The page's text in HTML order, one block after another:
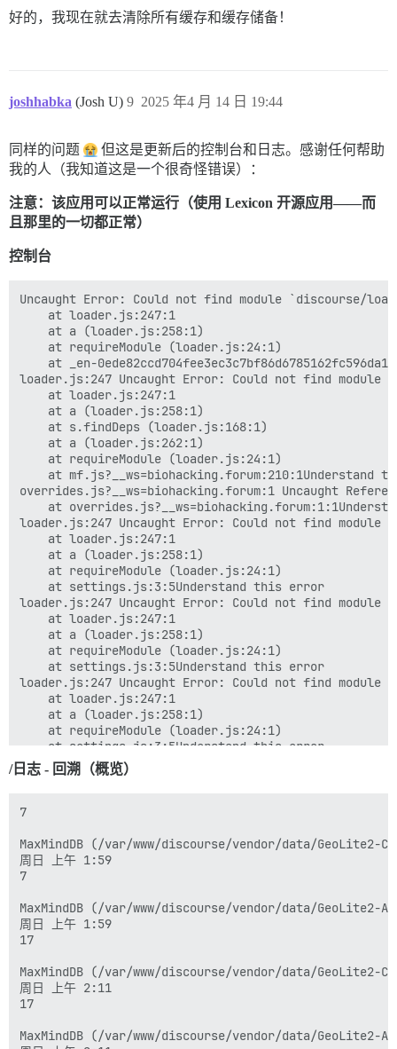
星期五 11:46 上午
(discord) 认证失败！ csrf_detected:
星期五 3:47 下午
5
解析 hCaptcha 响应时出错：Timeout::Error
Sidekiq 使用内存过多 (使用：506.33M)，为 'Starserver-
星期五 6:47 下午
10
Discourse AI：在帖子 1485 的 SpamScanner 中出错：
星期五 10:44 下午
Discourse AI：在帖子 1393 的 SpamScanner 中出错：
星期五 11:05 晚
Discourse AI：在帖子 1394 的 SpamScanner 中出错：
星期五 11:47 晚
Discourse AI：在帖子 1477 的 SpamScanner 中出错：
凌晨 4:27
Sidekiq 使用内存过多 (使用：500.67M)，为 'Starserver-
MaxMindDB (/var/www/discourse/vendor/data/GeoLite2-
好的，我现在就去清除所有缓存和缓存储备！
joshhabka (Josh U) 2025 年4 月 14 日 19:44
9
同样的问题
但这是更新后的控制台和日志。感谢任何帮助
我的人（我知道这是一个很奇怪错误）：
注意：该应用可以正常运行（使用 Lexicon 开源应用——而
且那里的一切都正常）
控制台
Uncaught Error: Could not find module `discourse/
    at loader.js:247:1
    at a (loader.js:258:1)
    at requireModule (loader.js:24:1)
at _en-
loader.js:247 Uncaught Error: Could not find module
    at loader.js:247:1
    at a (loader.js:258:1)
    at s.findDeps (loader.js:168:1)
    at a (loader.js:262:1)
    at requireModule (loader.js:24:1)
at mf.js?__ws=biohacking.forum:210:1Understand
overrides.js?__ws=biohacking.forum:1 Uncaught
at
loader.js:247 Uncaught Error: Could not find
    at loader.js:247:1
    at a (loader.js:258:1)
    at requireModule (loader.js:24:1)
    at settings.js:3:5Understand this error
loader.js:247 Uncaught Error: Could not find
    at loader.js:247:1
    at a (loader.js:258:1)
    at requireModule (loader.js:24:1)
    at settings.js:3:5Understand this error
loader.js:247 Uncaught Error: Could not find
    at loader.js:247:1
    at a (loader.js:258:1)
    at requireModule (loader.js:24:1)
    at settings.js:3:5Understand this error
loader.js:247 Uncaught Error: Could not find
    at loader.js:247:1
    at requireModule (loader.js:24:1)
loader.js:247 Uncaught Error: Could not find
    at loader.js:247:1
    at a (loader.js:258:1)
    at settings.js:3:5Understand this error
loader.js:247 Uncaught Error: Could not find
    at loader.js:247:1
    at requireModule (loader.js:24:1)
    at settings.js:3:5Understand this error
loader.js:247 Uncaught Error: Could not find
    at a (loader.js:258:1)
/日志 - 回溯（概览）
7
MaxMindDB (/var/www/discourse/vendor/data/
周日 上午 1:59
7
MaxMindDB (/var/www/discourse/vendor/data/GeoLite2-
周日 上午 1:59
17
MaxMindDB (/var/www/discourse/vendor/data/
周日 上午 2:11
17
MaxMindDB (/var/www/discourse/vendor/data/GeoLite2-